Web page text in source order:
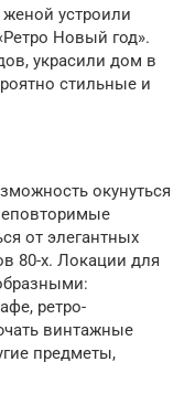
устроили
Новый год».
украсили дом в
стильные и
окунуться
от элегантных
80-х. Локации для
ретро-
винтажные
предметы,